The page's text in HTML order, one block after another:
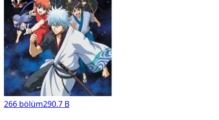
266 bölüm290.7 B